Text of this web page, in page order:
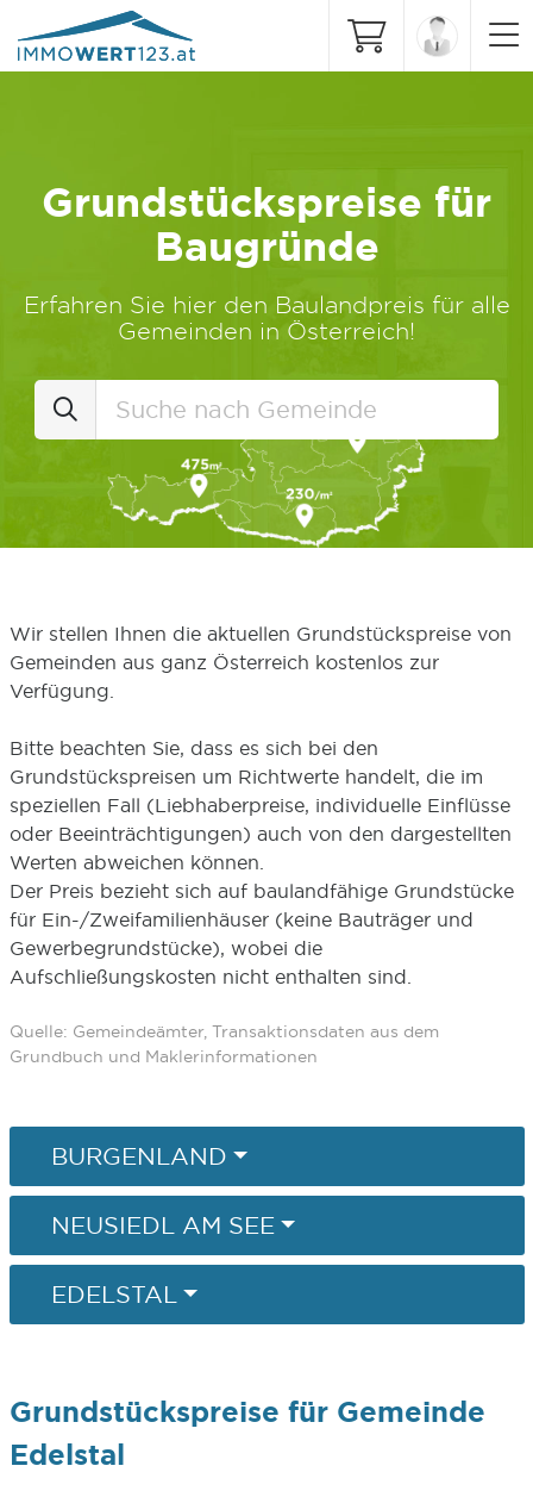
Grundstückspreise für
Baugründe
Erfahren Sie hier den Baulandpreis für alle
Gemeinden in Österreich!
Wir stellen Ihnen die aktuellen Grundstückspreise von
Gemeinden aus ganz Österreich kostenlos zur
Verfügung.
Bitte beachten Sie, dass es sich bei den
Grundstückspreisen um Richtwerte handelt, die im
speziellen Fall (Liebhaberpreise, individuelle Einflüsse
oder Beeinträchtigungen) auch von den dargestellten
Werten abweichen können.
Der Preis bezieht sich auf baulandfähige Grundstücke
für Ein-/Zweifamilienhäuser (keine Bauträger und
Gewerbegrundstücke), wobei die
Aufschließungskosten nicht enthalten sind.
Quelle: Gemeindeämter, Transaktionsdaten aus dem
Grundbuch und Maklerinformationen
BURGENLAND
NEUSIEDL AM SEE
EDELSTAL
Grundstückspreise für Gemeinde
Edelstal